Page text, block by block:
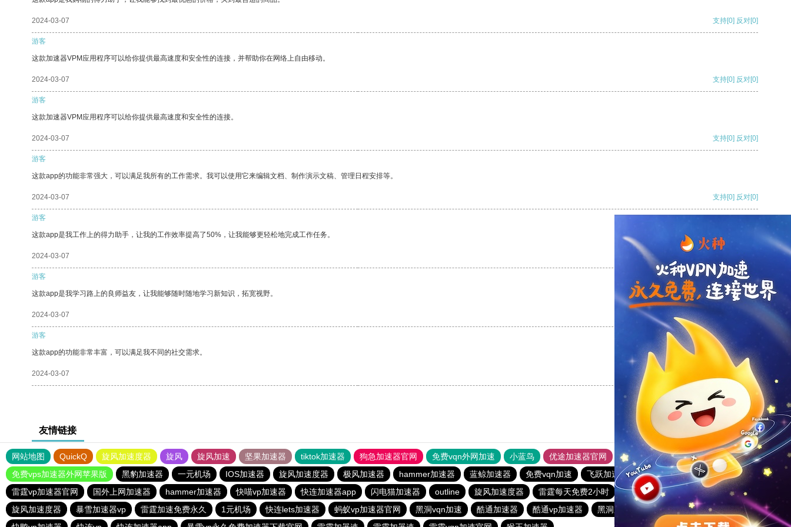
2024-03-07 支持[0] 反对[0]
游客
这款加速器VPM应用程序可以给你提供最高速度和安全性的连接，并帮助你在网络上自由移动。
2024-03-07 支持[0] 反对[0]
游客
这款加速器VPM应用程序可以给你提供最高速度和安全性的连接。
2024-03-07 支持[0] 反对[0]
游客
这款app的功能非常强大，可以满足我所有的工作需求。我可以使用它来编辑文档、制作演示文稿、管理日程安排等。
2024-03-07 支持[0] 反对[0]
游客
这款app是我工作上的得力助手，让我的工作效率提高了50%，让我能够更轻松地完成工作任务。
2024-03-07
游客
这款app是我学习路上的良师益友，让我能够随时随地学习新知识，拓宽视野。
2024-03-07 反对
游客
这款app的功能非常丰富，可以满足我不同的社交需求。
2024-03-07 反对[0]
友情链接
网站地图 QuickQ 旋风加速度器 旋风 旋风加速 坚果加速器 tiktok加速器 狗急加速器官网 免费vqn外网加速 小蓝鸟 优途加速器官网 风驰加速器 旋风加速器
八戒看书
免费vps加速器外网苹果版
黑豹加速器 一元机场 IOS加速器 旋风加速度器 极风加速器 hammer加速器 蓝鲸加速器 免费vqn加速 飞跃加速器 旋风加速度器
极光加速器
雷霆vp加速器官网
国外上网加速器 hammer加速器 快喵vp加速器 快连加速器app 闪电猫加速器 outline 旋风加速度器 雷霆每天免费2小时 快连vρn加速器
旋风加速度器
旋风加速度器
暴雪加速器vp 雷霆加速免费永久 1元机场 快连lets加速器 蚂蚁vp加速器官网 黑洞vqn加速 酷通加速器 酷通vp加速器 黑洞加速官网 快橙加速器
快连vp加速器